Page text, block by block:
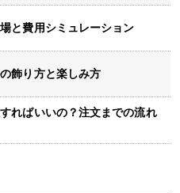
と費用シミュレーション
飾り方と楽しみ方
ればいいの？注文までの流れ